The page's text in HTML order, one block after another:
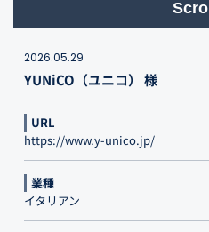
Scroll
2026.05.29
YUNiCO（ユニコ） 様
URL
https://www.y-unico.jp/
業種
イタリアン